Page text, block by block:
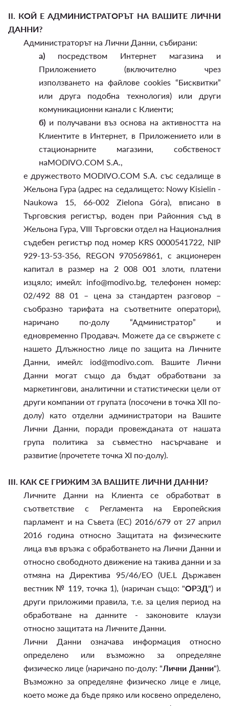
II. КОЙ Е АДМИНИСТРАТОРЪТ НА ВАШИТЕ ЛИЧНИ
ДАННИ?
Администраторът на Лични Данни, събирани:
а) посредством Интернет магазина и
Приложението (включително чрез
използването на файлове cookies “Бисквитки”
или друга подобна технология) или други
комуникационни канали с Клиенти;
б) и получавани въз основа на активността на
Клиентите в Интернет, в Приложението или в
стационарните магазини, собственост
наMODIVO.COM S.A.,
е дружеството MODIVO.COM S.A. със седалище в
Жельона Гура (адрес на седалището: Nowy Kisielin -
Naukowa 15, 66-002 Zielona Góra), вписано в
Търговския регистър, воден при Районния съд в
Жельона Гура, VIII Търговски отдел на Националния
съдебен регистър под номер KRS 0000541722, NIP
929-13-53-356, REGON 970569861, с акционерен
капитал в размер на 2 008 001 злоти, платени
изцяло; имейл: info@modivo.bg, телефонен номер:
02/492 88 01 – цена за стандартен разговор –
съобразно тарифата на съответните оператори),
наричано по-долу “Администратор” и
едновременно Продавач. Можете да се свържете с
нашето Длъжностно лице по защита на Личните
Данни, имейл: iod@modivo.com. Вашите Лични
Данни могат също да бъдат обработвани за
маркетингови, аналитични и статистически цели от
други компании от групата (посочени в точка XII по-
долу) като отделни администратори на Вашите
Лични Данни, поради провежданата от нашата
група политика за съвместно насърчаване и
развитие (прочетете точка XI по-долу).
III. КАК СЕ ГРИЖИМ ЗА ВАШИТЕ ЛИЧНИ ДАННИ?
Личните Данни на Клиента се обработват в
съответствие с Регламента на Европейския
парламент и на Съвета (ЕС) 2016/679 от 27 април
2016 година относно Защитата на физическите
лица във връзка с обработването на Лични Данни и
относно свободното движение на такива данни и за
отмяна на Директива 95/46/EО (UE.L Държавен
вестник № 119, точка 1), (наричан също: "ОРЗД") и
други приложими правила, т.е. за целия период на
обработване на данните - законовите клаузи
относно защитата на Личните Данни.
Лични Данни означава информация относно
определено или възможно за определяне
физическо лице (наричано по-долу: "Лични Данни").
Възможно за определяне физическо лице е лице,
което може да бъде пряко или косвено определено,